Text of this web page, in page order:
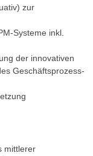
zur
Systeme inkl.
der innovativen
Geschäftsprozess-
mittlerer